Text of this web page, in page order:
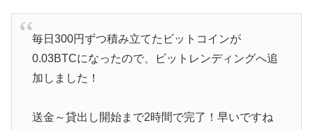
毎日300円ずつ積み立てたビットコインが
0.03BTCになったので、ビットレンディングへ追
加しました！
送金～貸出し開始まで2時間で完了！早いですね